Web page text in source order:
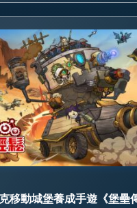
移動城堡養成手遊《堡壘